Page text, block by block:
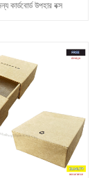
কার্ডবোর্ড উপহার বক্স